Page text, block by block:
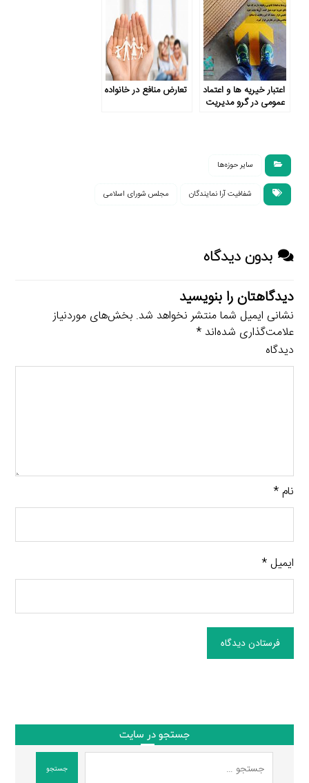
اعتبار خیریه‌ ها و اعتماد
عمومی در گرو مدیریت
تعارض منافع در خانواده
سایر حوزه‌ها
شفافیت آرا نمایندگان مجلس شورای اسلامی
بدون دیدگاه
دیدگاهتان را بنویسید
نشانی ایمیل شما منتشر نخواهد شد. بخش‌های موردنیاز
علامت‌گذاری شده‌اند*
دیدگاه
نام*
ایمیل*
فرستادن دیدگاه
جستجو در سایت
جستجو